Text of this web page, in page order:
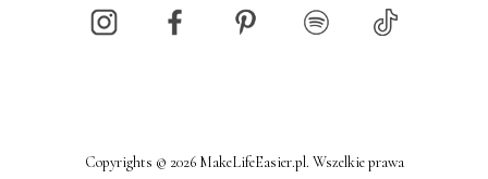
Copyrights © 2026 MakeLifeEasier.pl. Wszelkie prawa